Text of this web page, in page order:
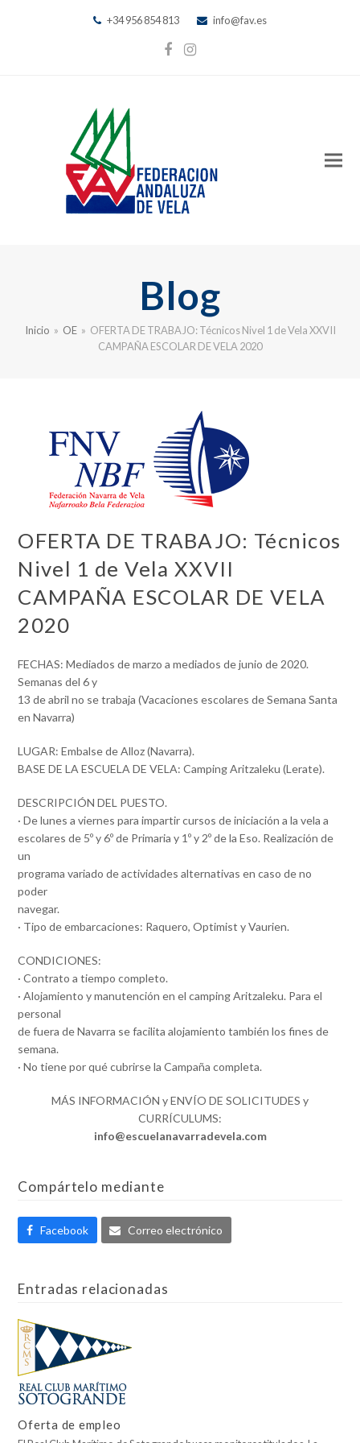
+34 956 854 813 info@fav.es
Facebook
Instagram
Blog
Inicio » OE » OFERTA DE TRABAJO: Técnicos Nivel 1 de Vela XXVII
CAMPAÑA ESCOLAR DE VELA 2020
OFERTA DE TRABAJO: Técnicos
Nivel 1 de Vela XXVII
CAMPAÑA ESCOLAR DE VELA
2020
FECHAS: Mediados de marzo a mediados de junio de 2020.
Semanas del 6 y
13 de abril no se trabaja (Vacaciones escolares de Semana Santa
en Navarra)
LUGAR: Embalse de Alloz (Navarra).
BASE DE LA ESCUELA DE VELA: Camping Aritzaleku (Lerate).
DESCRIPCIÓN DEL PUESTO.
· De lunes a viernes para impartir cursos de iniciación a la vela a
escolares de 5º y 6º de Primaria y 1º y 2º de la Eso. Realización de
un
programa variado de actividades alternativas en caso de no
poder
navegar.
· Tipo de embarcaciones: Raquero, Optimist y Vaurien.
CONDICIONES:
· Contrato a tiempo completo.
· Alojamiento y manutención en el camping Aritzaleku. Para el
personal
de fuera de Navarra se facilita alojamiento también los fines de
semana.
· No tiene por qué cubrirse la Campaña completa.
MÁS INFORMACIÓN y ENVÍO DE SOLICITUDES y
CURRÍCULUMS:
info@escuelanavarradevela.com
Compártelo mediante
Facebook Correo electrónico
Entradas relacionadas
Oferta de empleo